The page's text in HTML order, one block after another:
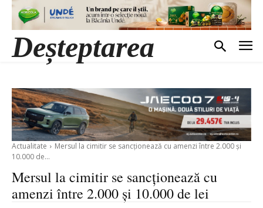
Deșteptarea
Actualitate
Mersul la cimitir se sancționează cu amenzi între 2.000 și
10.000 de...
Mersul la cimitir se sancționează cu
amenzi între 2.000 și 10.000 de lei